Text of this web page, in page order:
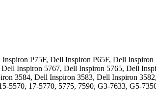
P75F, Dell Inspiron P65F, Dell
Inspiron 5767, Dell Inspiron 5765, Dell
3584, Dell Inspiron 3583, Dell Inspiron
5570, 17-5770, 5775, 7590, G3-7633, G5-